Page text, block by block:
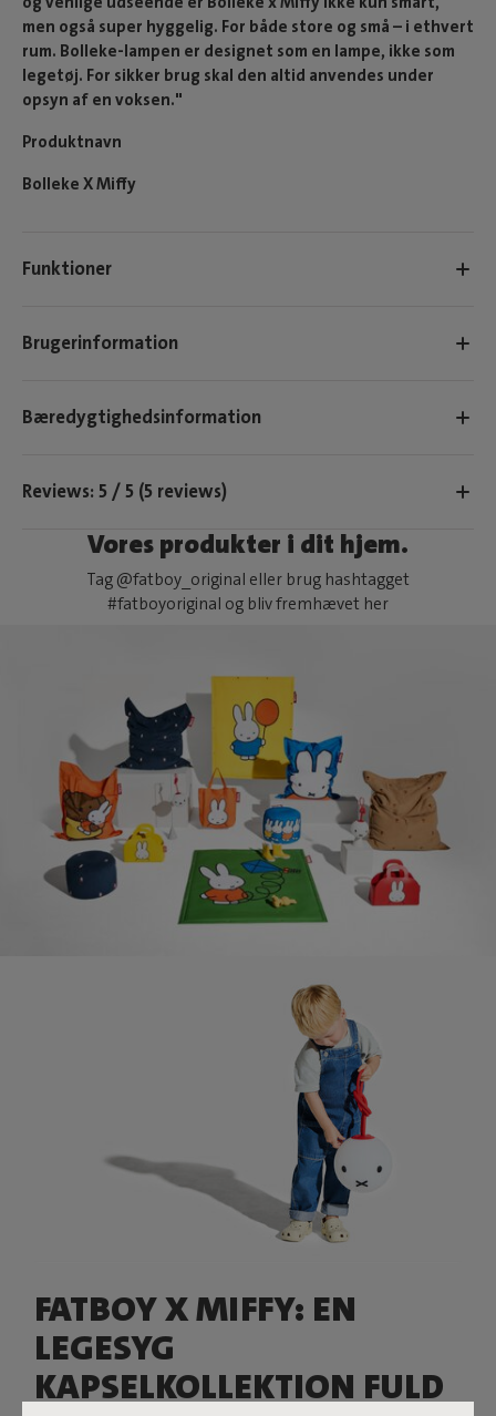
men også super hyggelig. For både store og små – i ethvert
rum. Bolleke-lampen er designet som en lampe, ikke som
legetøj. For sikker brug skal den altid anvendes under
opsyn af en voksen."
Produktnavn
Bolleke X Miffy
Funktioner
Brugerinformation
Bæredygtighedsinformation
Reviews: 5 / 5 (5 reviews)
Vores produkter i dit hjem.
Tag @fatboy_original eller brug hashtagget
#fatboyoriginal og bliv fremhævet her
FATBOY X MIFFY: EN
LEGESYG
KAPSELKOLLEKTION FULD